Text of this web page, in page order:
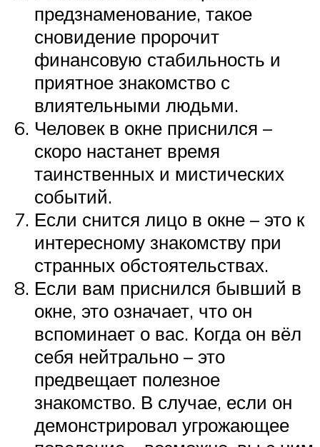
предзнаменование, такое
сновидение пророчит
финансовую стабильность и
приятное знакомство с
влиятельными людьми.
Человек в окне приснился –
скоро настанет время
таинственных и мистических
событий.
Если снится лицо в окне – это к
интересному знакомству при
странных обстоятельствах.
Если вам приснился бывший в
окне, это означает, что он
вспоминает о вас. Когда он вёл
себя нейтрально – это
предвещает полезное
знакомство. В случае, если он
демонстрировал угрожающее